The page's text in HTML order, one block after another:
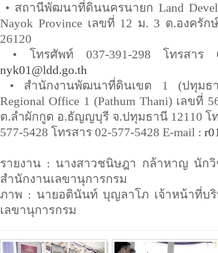
• สถานีพัฒนาที่ดินนครนายก Land
Nayok Province เลขที่ 12 ม. 3 ต.องครั
26120
• โทรศัพท์ 037-391-298 โทรสาร
nyk01@ldd.go.th
• สำนักงานพัฒนาที่ดินเขต 1 (ปทุมธา
Regional Office 1 (Pathum Thani) เลขที่
ต.ลำผักกูด อ.ธัญญบุรี จ.ปทุมธานี 12110 โท
577-5428 โทรสาร 02-577-5428 E-mail :
รายงาน : นางสาวชนิษฎา กล้าหาญ นักวิ
สำนักงานเลขานุการกรม
ภาพ : นายอตินันท์ บุญลาโภ เจ้าหน้าที่บริ
เลขานุการกรม